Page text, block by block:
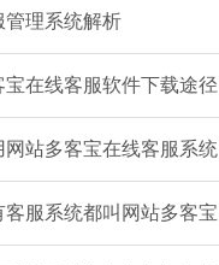
管理系统解析
宝在线客服软件下载途径
网站多客宝在线客服系统
客服系统都叫网站多客宝